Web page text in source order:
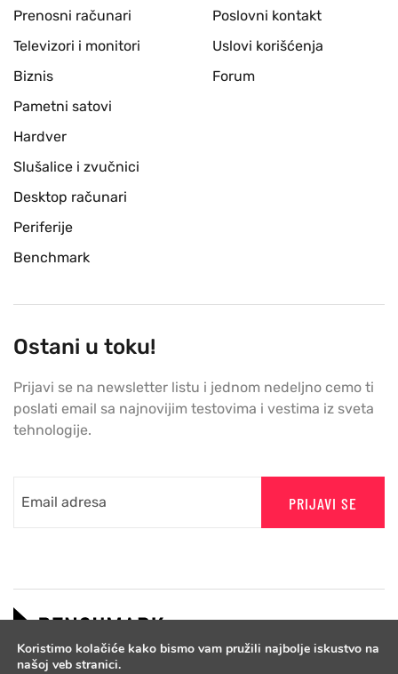
Prenosni računari
Televizori i monitori
Biznis
Pametni satovi
Hardver
Slušalice i zvučnici
Desktop računari
Periferije
Benchmark
Poslovni kontakt
Uslovi korišćenja
Forum
Ostani u toku!
Prijavi se na newsletter listu i jednom nedeljno cemo ti
poslati email sa najnovijim testovima i vestima iz sveta
tehnologije.
PRIJAVI SE
Koristimo kolačiće kako bismo vam pružili najbolje iskustvo na
našoj veb stranici.